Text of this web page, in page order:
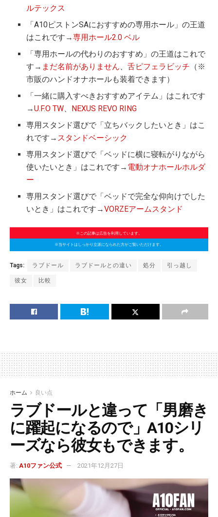
ルテックス
「A10ピストンSAにおすすめの専用ホール」の王道
はこれです→専用ホール2.0 ベル
「専用ホールの代わりのおすすめ」の王道はこれで
す→ まだ名前がありません、舌ピフェラビッチ （※
市販のハンドオナホールも装着できます）
「一緒に購入すべきおすすめアイテム」はこれです
→U.F.O TW、 NEXUS REVO RING
専用スタンド選びで「立ちバックしたいとき」はこ
れです→ スタンドベーシック
専用スタンド選びで「ベッドに横に寝転がりながら
使いたいとき」はこれです→ 電動オナホールホルダ
ー
専用スタンド選びで「ベッドで完全な仰向けでした
いとき」はこれです→VORZEアームスタンド
※この記事は広告を利用しています。
※当サイトはしっかり立派になられた方がご覧いただけます。
Tags: ラブドール ラブドールとの違い 処分 引っ越し
彼女 比較
ホーム 良い点
ラブドールと違って「男磨き
に躍起になるので」A10シリ
ーズなら彼女もできます。
著: A10ファン公式 2021年12月27日